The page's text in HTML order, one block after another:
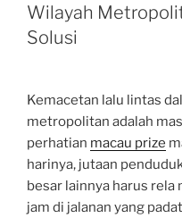
Wilayah
Solusi
Kemacetan lalu lintas
metropolitan adalah
perhatian macau prize
harinya, jutaan
besar lainnya harus
jam di jalanan yang